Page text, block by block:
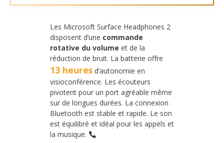
Les Microsoft Surface Headphones 2
disposent d’une commande
rotative du volume et de la
réduction de bruit. La batterie offre
13 heures d’autonomie en
visioconférence. Les écouteurs
pivotent pour un port agréable même
sur de longues durées. La connexion
Bluetooth est stable et rapide. Le son
est équilibré et idéal pour les appels et
la musique.